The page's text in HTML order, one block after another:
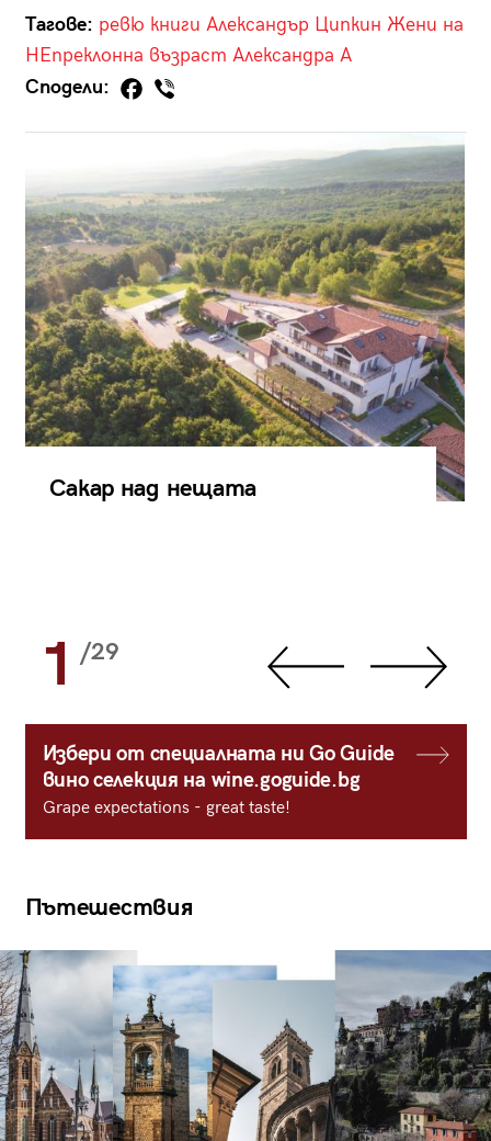
Тагове: ревю книги Александър Ципкин Жени на
НЕпреклонна възраст Александра А
Сподели:
Сакар над нещата
1 /29
Избери от специалната ни Go Guide
вино селекция на wine.goguide.bg
Grape expectations - great taste!
Пътешествия